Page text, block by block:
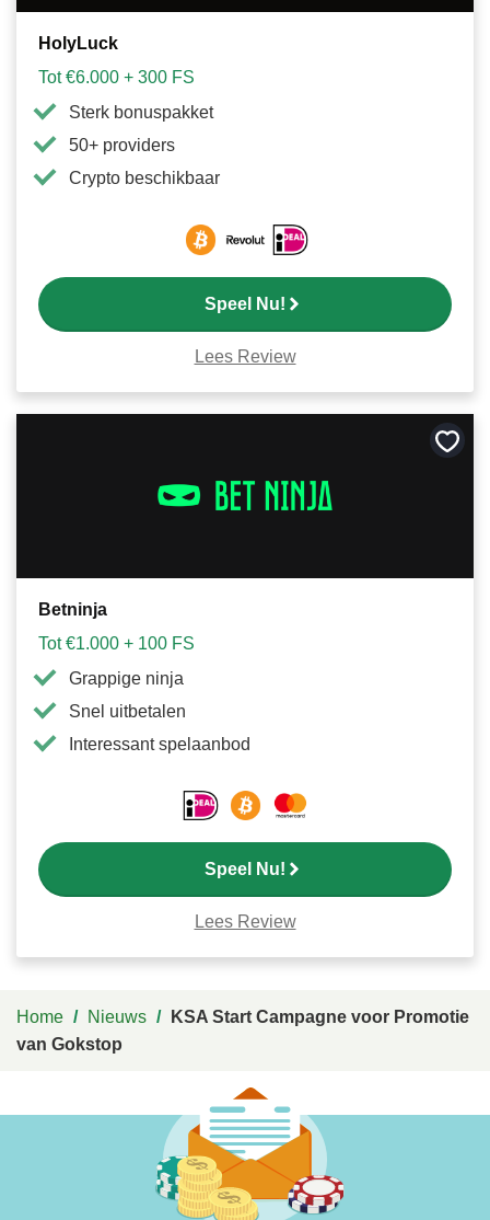
HolyLuck
Tot €6.000 + 300 FS
Sterk bonuspakket
50+ providers
Crypto beschikbaar
Speel Nu!
Lees Review
Betninja
Tot €1.000 + 100 FS
Grappige ninja
Snel uitbetalen
Interessant spelaanbod
Speel Nu!
Lees Review
Home / Nieuws /
KSA Start Campagne voor Promotie
van Gokstop